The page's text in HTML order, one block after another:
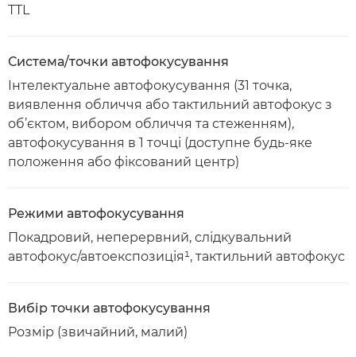
TTL
Система/точки автофокусування
Інтелектуальне автофокусування (31 точка,
виявлення обличчя або тактильний автофокус з
об’єктом, вибором обличчя та стеженням),
автофокусування в 1 точці (доступне будь-яке
положення або фіксований центр)
Режими автофокусування
Покадровий, неперервний, слідкувальний
автофокус/автоекспозиція¹, тактильний автофокус
Вибір точки автофокусування
Розмір (звичайний, малий)